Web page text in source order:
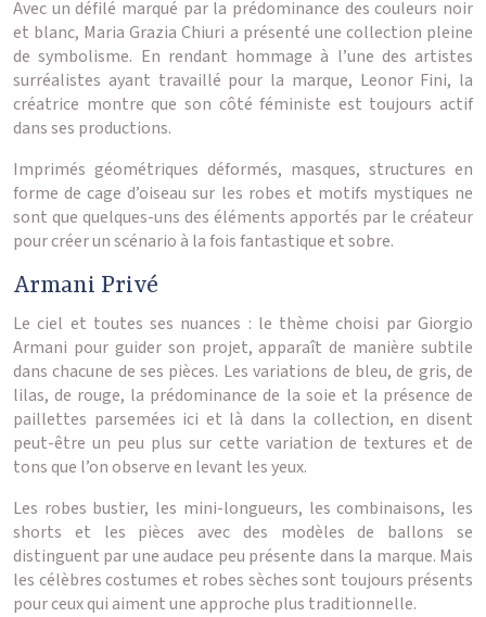
Avec un défilé marqué par la prédominance des couleurs noir
et blanc, Maria Grazia Chiuri a présenté une collection pleine
de symbolisme. En rendant hommage à l’une des artistes
surréalistes ayant travaillé pour la marque, Leonor Fini, la
créatrice montre que son côté féministe est toujours actif
dans ses productions.
Imprimés géométriques déformés, masques, structures en
forme de cage d’oiseau sur les robes et motifs mystiques ne
sont que quelques-uns des éléments apportés par le créateur
pour créer un scénario à la fois fantastique et sobre.
Armani Privé
Le ciel et toutes ses nuances : le thème choisi par Giorgio
Armani pour guider son projet, apparaît de manière subtile
dans chacune de ses pièces. Les variations de bleu, de gris, de
lilas, de rouge, la prédominance de la soie et la présence de
paillettes parsemées ici et là dans la collection, en disent
peut-être un peu plus sur cette variation de textures et de
tons que l’on observe en levant les yeux.
Les robes bustier, les mini-longueurs, les combinaisons, les
shorts et les pièces avec des modèles de ballons se
distinguent par une audace peu présente dans la marque. Mais
les célèbres costumes et robes sèches sont toujours présents
pour ceux qui aiment une approche plus traditionnelle.